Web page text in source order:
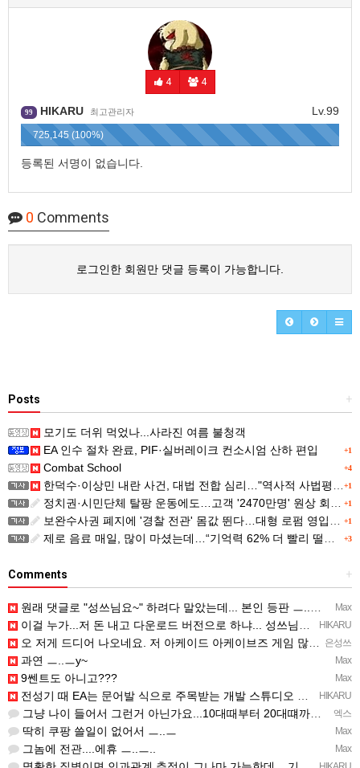
4 4
Lv.99
99 HIKARU 최고관리자
725,145 (100%)
등록된 서명이 없습니다.
0 Comments
로그인한 회원만 댓글 등록이 가능합니다.
+
Posts
모기도 더위 먹었나...사라진 여름 불청객
+1
EA 인수 절차 완료, PIF·실버레이크 컨소시엄 산하 편입
+4
Combat School
+1
한덕수·이상민 내란 사건, 대법 전합 심리…"역사적 사법평가"(종합)
+1
정치권·시민단체 탈팡 운동에도…고객 '2470만명' 원상 회복, "고물가에 돌팡"
+1
보완수사권 폐지에 '경찰 전관' 몸값 뛴다…대형 로펌 영입전쟁
+3
제로 음료 매일, 많이 마셨는데…“기억력 62% 더 빨리 떨어진다
+
Comments
Max
원래 댓글로 "성쓰님요~" 하려다 말았는데... 본인 등판 ㅡ..ㅡy~
HIKARU
이걸 누가...저 돈 내고 다운로드 버전으로 하냐... 성쓰님이 계셨다!!!...
은성쓰
오 저게 드디어 나오네요. 저 아케이드 아케이브즈 게임 많이 샀는데요 ㅎㅎㅎ
Max
과연 ㅡ..ㅡy~
Max
9쎈트도 아니고???
HIKARU
전성기 때 EA는 문어발 식으로 주목받는 개발 스튜디오 흡수하고, 빙신....만들어서 내다 버리는 걸로 유명…
엑스
그냥 나이 들어서 그런거 아닌가요...10대때부터 20대떄까지 관찰한거면 몰라도...
Max
딱히 쿠팡 쓸일이 없어서 ㅡ..ㅡ
Max
그놈에 전관....에휴 ㅡ..ㅡ..